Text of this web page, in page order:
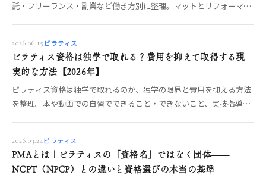
託・フリーランス・副業など働き方別に整理。マットとリフォーマー
2026.06.15 ピラティス
ピラティス資格は独学で取れる？費用を抑えて取得する現
実的な方法【2026年】
ピラティス資格は独学で取れるのか、独学の限界と費用を抑える方法
を整理。本や動画での自習でできること・できないこと、実技指導を
2026.03.24ピラティス
PMAとは｜ピラティスの「資格名」ではなく団体——
NCPT（NPCP）との違いと資格選びの本当の基準